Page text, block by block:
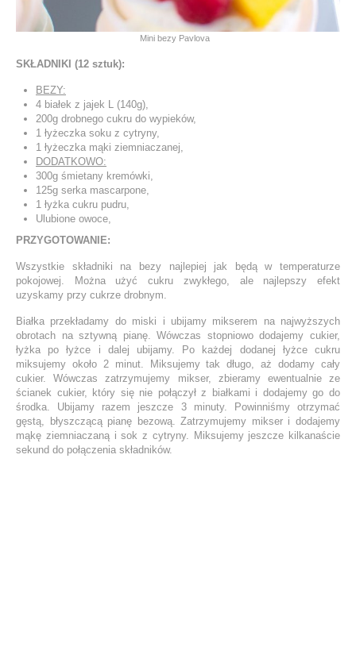
Mini bezy Pavlova
SKŁADNIKI (12 sztuk):
BEZY:
4 białek z jajek L (140g),
200g drobnego cukru do wypieków,
1 łyżeczka soku z cytryny,
1 łyżeczka mąki ziemniaczanej,
DODATKOWO:
300g śmietany kremówki,
125g serka mascarpone,
1 łyżka cukru pudru,
Ulubione owoce,
PRZYGOTOWANIE:
Wszystkie składniki na bezy najlepiej jak będą w temperaturze
pokojowej. Można użyć cukru zwykłego, ale najlepszy efekt
uzyskamy przy cukrze drobnym.
Białka przekładamy do miski i ubijamy mikserem na najwyższych
obrotach na sztywną pianę. Wówczas stopniowo dodajemy cukier,
łyżka po łyżce i dalej ubijamy. Po każdej dodanej łyżce cukru
miksujemy około 2 minut. Miksujemy tak długo, aż dodamy cały
cukier. Wówczas zatrzymujemy mikser, zbieramy ewentualnie ze
ścianek cukier, który się nie połączył z białkami i dodajemy go do
środka. Ubijamy razem jeszcze 3 minuty. Powinniśmy otrzymać
gęstą, błyszczącą pianę bezową. Zatrzymujemy mikser i dodajemy
mąkę ziemniaczaną i sok z cytryny. Miksujemy jeszcze kilkanaście
sekund do połączenia składników.